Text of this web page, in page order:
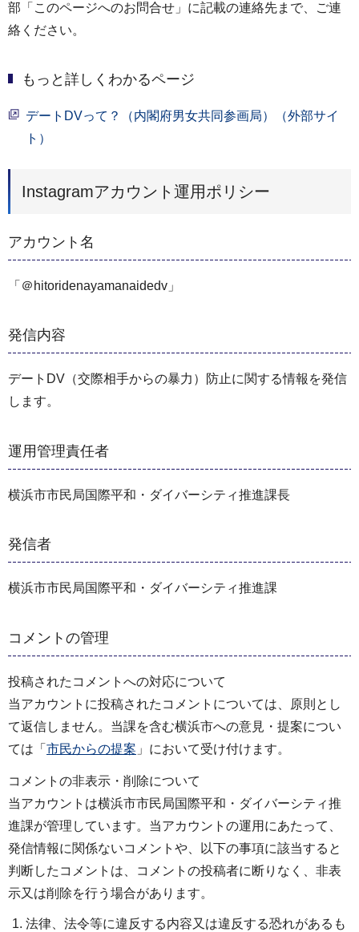
部「このページへのお問合せ」に記載の連絡先まで、ご連
絡ください。
もっと詳しくわかるページ
デートDVって？（内閣府男女共同参画局）（外部サイ
ト）
Instagramアカウント運用ポリシー
アカウント名
「＠hitoridenayamanaidedv」
発信内容
デートDV（交際相手からの暴力）防止に関する情報を発信
します。
運用管理責任者
横浜市市民局国際平和・ダイバーシティ推進課長
発信者
横浜市市民局国際平和・ダイバーシティ推進課
コメントの管理
投稿されたコメントへの対応について
当アカウントに投稿されたコメントについては、原則とし
て返信しません。当課を含む横浜市への意見・提案につい
ては「 市民からの提案 」において受け付けます。
コメントの非表示・削除について
当アカウントは横浜市市民局国際平和・ダイバーシティ推
進課が管理しています。当アカウントの運用にあたって、
発信情報に関係ないコメントや、以下の事項に該当すると
判断したコメントは、コメントの投稿者に断りなく、非表
示又は削除を行う場合があります。
法律、法令等に違反する内容又は違反する恐れがあるも